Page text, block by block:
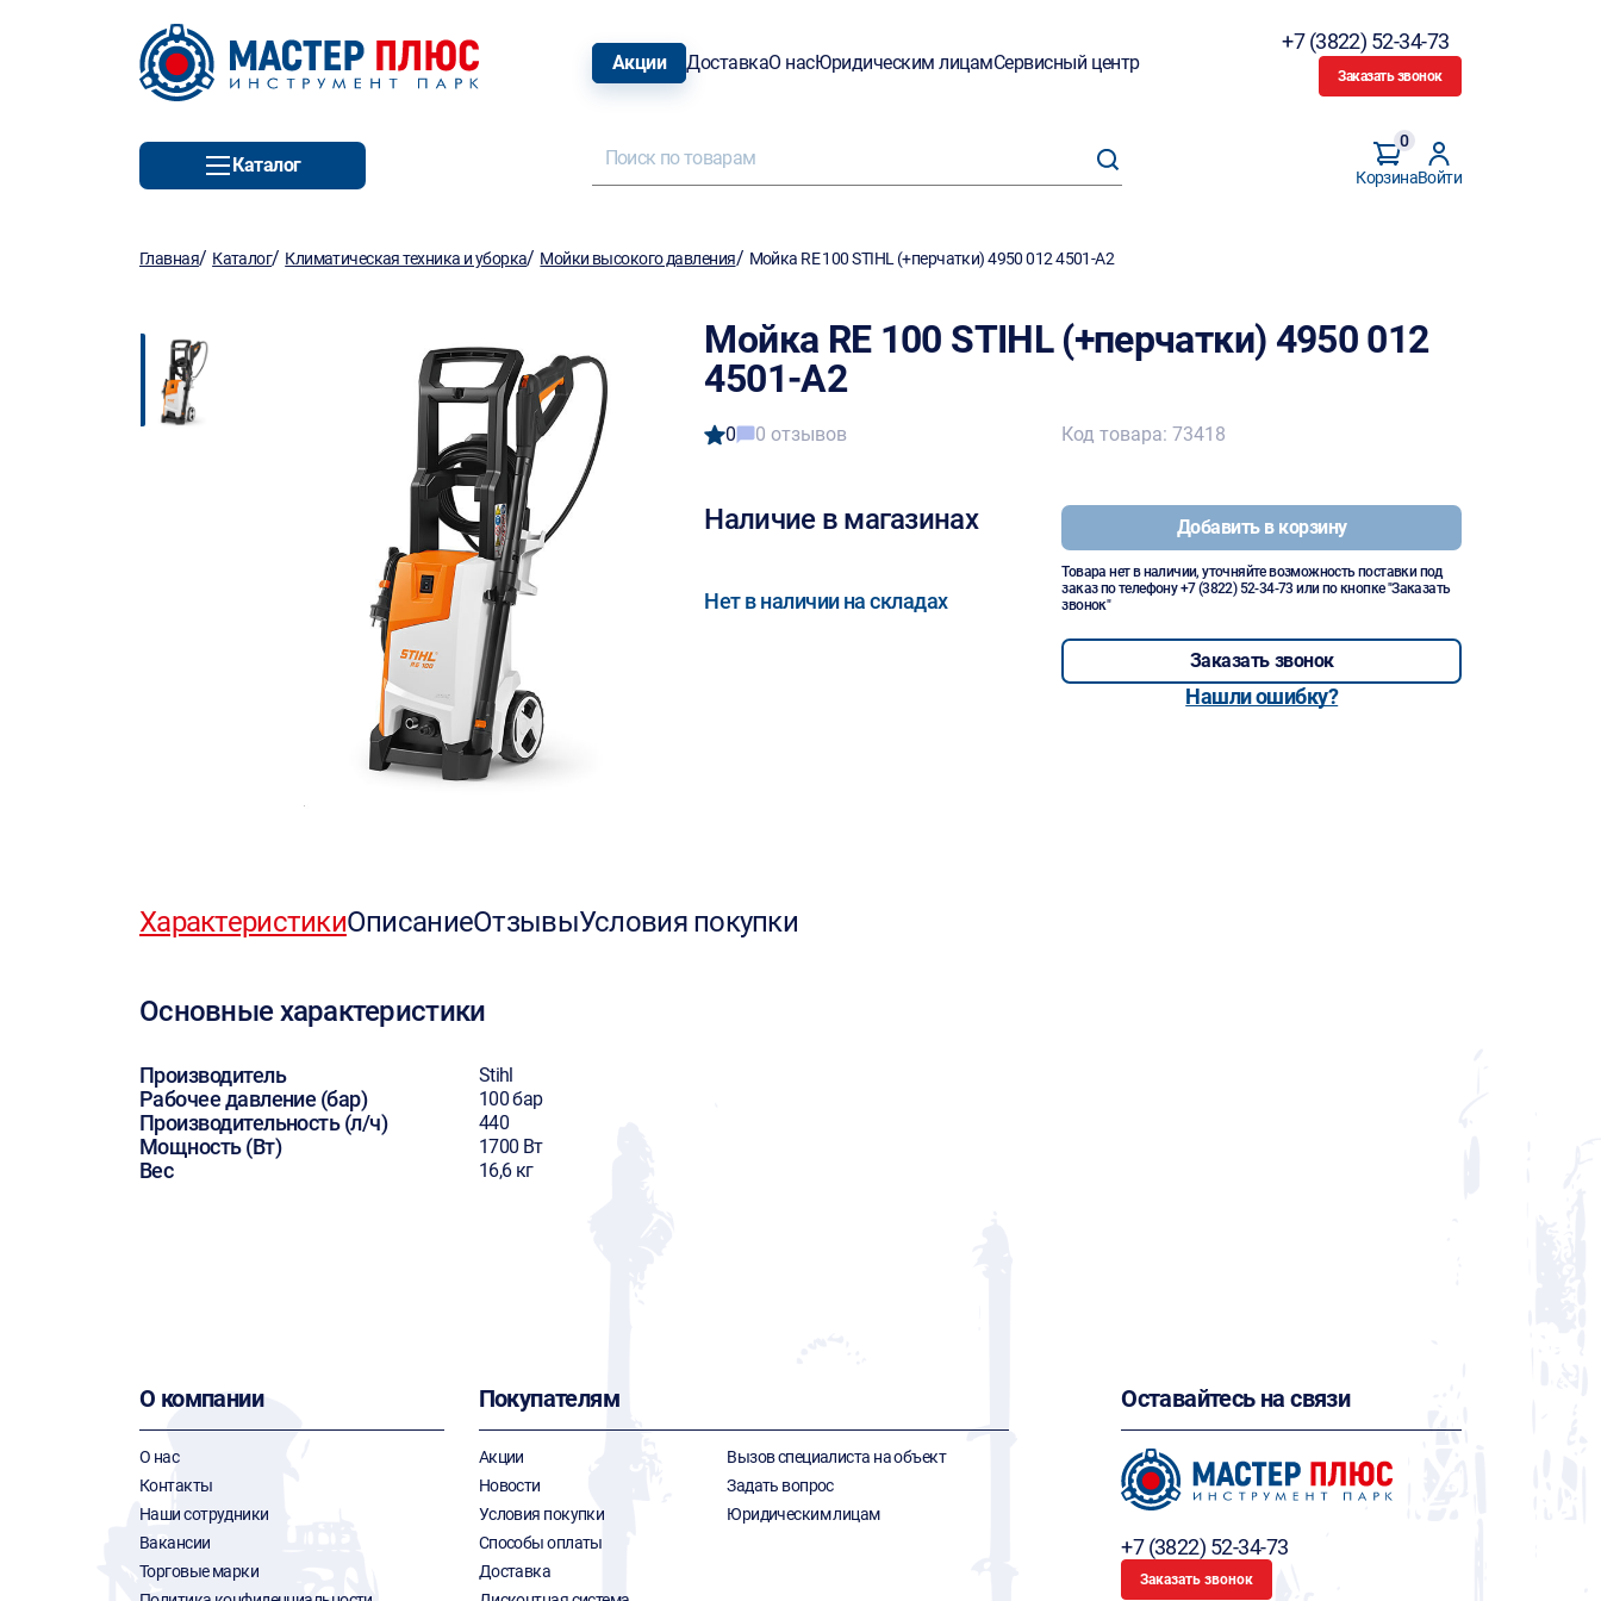
Акции ДоставкаО насЮридическим лицамСервисный центр
+7 (3822) 52-34-73
Заказать звонок
Каталог
Корзина
0
Войти
Главная/ Каталог/ Климатическая техника и уборка/ Мойки высокого давления/ Мойка RE 100 STIHL (+перчатки) 4950 012 4501-A2
Мойка RE 100 STIHL (+перчатки) 4950 012
4501-A2
0 0 отзывов
Наличие в магазинах
Нет в наличии на складах
Код товара: 73418
Добавить в корзину
Товара нет в наличии, уточняйте возможность поставки под
заказ по телефону+7 (3822) 52-34-73 или по кнопке "Заказать
звонок"
Заказать звонок
Нашли ошибку?
ХарактеристикиОписаниеОтзывыУсловия покупки
Основные характеристики
Производитель Stihl
Рабочее давление (бар) 100 бар
Производительность (л/ч) 440
Мощность (Вт) 1700 Вт
Вес 16,6 кг
О компании
О нас
Контакты
Наши сотрудники
Вакансии
Торговые марки
Покупателям
Акции
Новости
Условия покупки
Способы оплаты
Доставка
Вызов специалиста на объект
Задать вопрос
Юридическим лицам
Оставайтесь на связи
+7 (3822) 52-34-73
Заказать звонок